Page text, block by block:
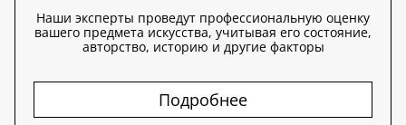
Наши эксперты проведут профессиональную оценку
вашего предмета искусства, учитывая его состояние,
авторство, историю и другие факторы
Подробнее